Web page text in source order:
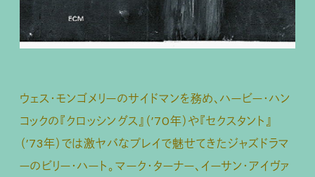
ウェス・モンゴメリーのサイドマンを務め、ハービー・ハン
コックの『クロッシングス』（’70年）や『セクスタント』
（’73年）では激ヤバなプレイで魅せてきたジャズドラマ
ーのビリー・ハート。マーク・ターナー、イーサン・アイヴァ